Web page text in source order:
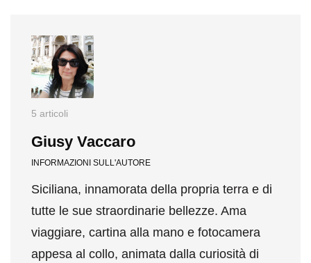
5 articoli
Giusy Vaccaro
INFORMAZIONI SULL'AUTORE
Siciliana, innamorata della propria terra e di
tutte le sue straordinarie bellezze. Ama
viaggiare, cartina alla mano e fotocamera
appesa al collo, animata dalla curiosità di